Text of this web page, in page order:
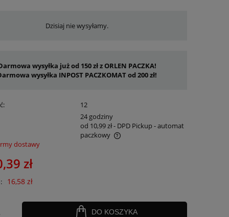
Dzisiaj nie wysyłamy.
wysyłka już od 150 zł z ORLEN PACZKA!
wysyłka INPOST PACZKOMAT od 200 zł!
12
24 godziny
od 10,99 zł- DPD Pickup - automat
paczkowy
zawiera ewentualnych kosztów
dostawy
zł
16,58 zł
DO KOSZYKA